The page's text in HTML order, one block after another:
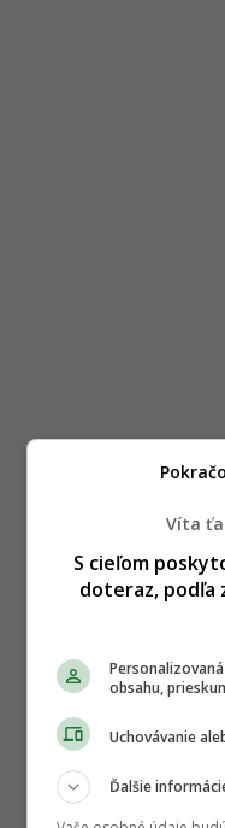
Víta
S cieľom
doteraz, podľa
obsahu,
Uchovávanie
Ďalšie